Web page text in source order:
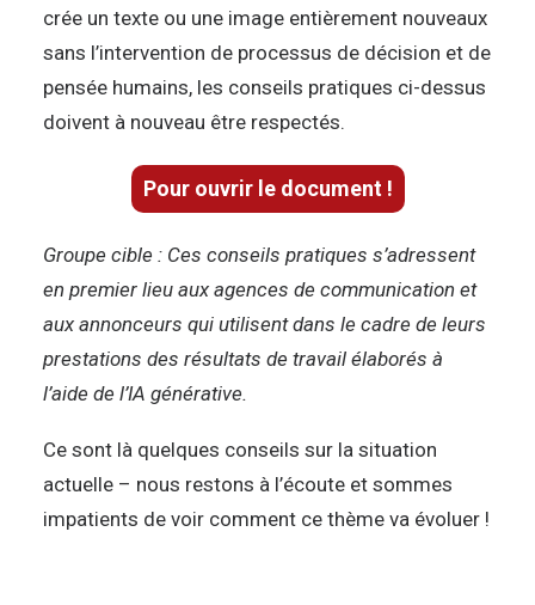
crée un texte ou une image entièrement nouveaux
sans l’intervention de processus de décision et de
pensée humains, les conseils pratiques ci-dessus
doivent à nouveau être respectés.
Pour ouvrir le document !
Groupe cible : Ces conseils pratiques s’adressent
en premier lieu aux agences de communication et
aux annonceurs qui utilisent dans le cadre de leurs
prestations des résultats de travail élaborés à
l’aide de l’IA générative.
Ce sont là quelques conseils sur la situation
actuelle – nous restons à l’écoute et sommes
impatients de voir comment ce thème va évoluer !